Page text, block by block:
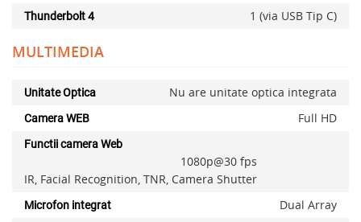
Thunderbolt 4 1 (via USB Tip C)
MULTIMEDIA
Unitate Optica Nu are unitate optica integrata
Camera WEB Full HD
Functii camera Web
1080p@30 fps
IR, Facial Recognition, TNR, Camera Shutter
Microfon integrat Dual Array